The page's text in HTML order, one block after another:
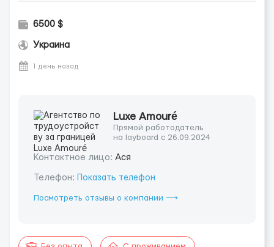
6500 $
Украина
1 день назад
Luxe Amouré
Прямой работодатель
на layboard с 26.09.2024
Контактное лицо: Ася
Телефон: Показать телефон
Посмотреть отзывы о компании ⟶